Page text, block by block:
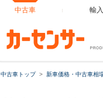
中古車 輸
中古車トップ 新車価格・中古車相